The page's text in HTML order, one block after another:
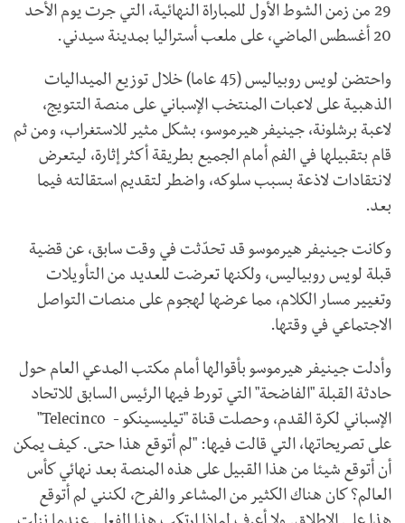
29 من زمن الشوط الأول للمباراة النهائية، التي جرت يوم الأحد
20 أغسطس الماضي، على ملعب أستراليا بمدينة سيدني.
واحتضن لويس روبياليس (45 عاما) خلال توزيع الميداليات
الذهبية على لاعبات المنتخب الإسباني على منصة التتويج،
لاعبة برشلونة، جينيفر هيرموسو، بشكل مثير للاستغراب، ومن ثم
قام بتقبيلها في الفم أمام الجميع بطريقة أكثر إثارة، ليتعرض
لانتقادات لاذعة بسبب سلوكه، واضطر لتقديم استقالته فيما
بعد.
وكانت جينيفر ​هيرموسو قد تحدّثت في وقت سابق، عن قضية
قبلة لويس ​روبياليس​، ولكنها تعرضت للعديد من التأويلات
وتغيير مسار الكلام، مما عرضها لهجوم على منصات التواصل
الاجتماعي في وقتها.
وأدلت جينيفر هيرموسو بأقوالها أمام مكتب المدعي العام حول
حادثة القبلة "الفاضحة" التي تورط فيها الرئيس السابق للاتحاد
الإسباني لكرة القدم، وحصلت قناة "تيليسينكو - Telecinco"
على تصريحاتها، التي قالت فيها: "لم أتوقع هذا حتى. كيف يمكن
أن أتوقع شيئا من هذا القبيل على هذه المنصة بعد نهائي كأس
العالم؟ كان هناك الكثير من المشاعر والفرح، لكنني لم أتوقع